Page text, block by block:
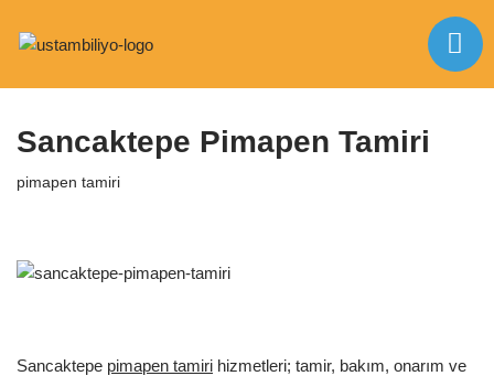
geç
Sancaktepe Pimapen Tamiri
pimapen tamiri
Sancaktepe pimapen tamiri hizmetleri; tamir, bakım, onarım ve